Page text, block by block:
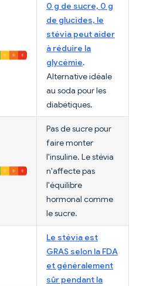
0 g de sucre, 0 g
de glucides, le
stévia peut aider
à réduire la
glycémie.
Alternative idéale
au soda pour les
diabétiques.
Pas de sucre pour
faire monter
l'insuline. Le stévia
n'affecte pas
l'équilibre
hormonal comme
le sucre.
Le stévia est
GRAS selon la FDA
et généralement
sûr pendant la